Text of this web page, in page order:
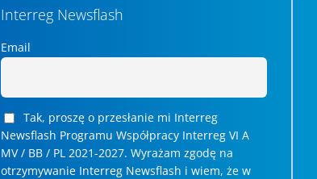
Interreg Newsflash
Email
Tak, proszę o przesłanie mi Interreg
Newsflash Programu Współpracy Interreg VI A
MV / BB / PL 2021-2027. Wyrażam zgodę na
otrzymywanie Interreg Newsflash i wiem, że w